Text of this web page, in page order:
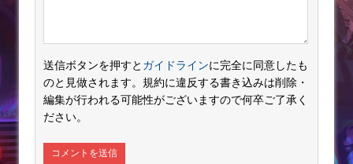
送信ボタンを押すと ガイドラインに完全に同意したも
のと見做されます。規約に違反する書き込みは削除・
編集が行われる可能性がございますので何卒ご了承く
ださい。